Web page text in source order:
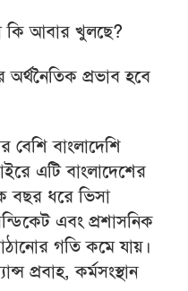
কি আবার খুলছে?
প্রভাব হবে
বেশি বাংলাদেশি
এটি বাংলাদেশের
বছর ধরে ভিসা
এবং প্রশাসনিক
গতি কমে যায়।
প্রবাহ, কর্মসংস্থান